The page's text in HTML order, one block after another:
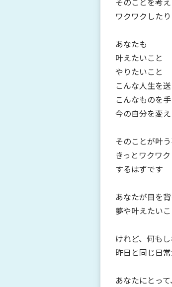
ワクワクした
あなたも
叶えたいこと
やりたいこと
こんな人生を
こんなものを
今の自分を変え
そのことが叶
きっとワクワ
するはずです
あなたが目を
夢や叶えたい
けれど、何も
昨日と同じ日
あなたにとっ